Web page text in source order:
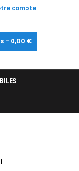
compte
- 0,00 €